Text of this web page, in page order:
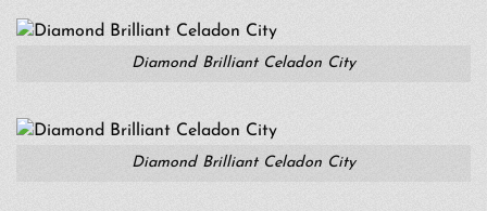
Diamond Brilliant Celadon City
Diamond Brilliant Celadon City